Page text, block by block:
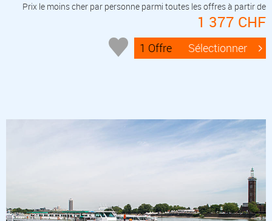
Prix le moins cher par personne parmi toutes les offres à partir de
1 377 CHF
1 Offre Sélectionner